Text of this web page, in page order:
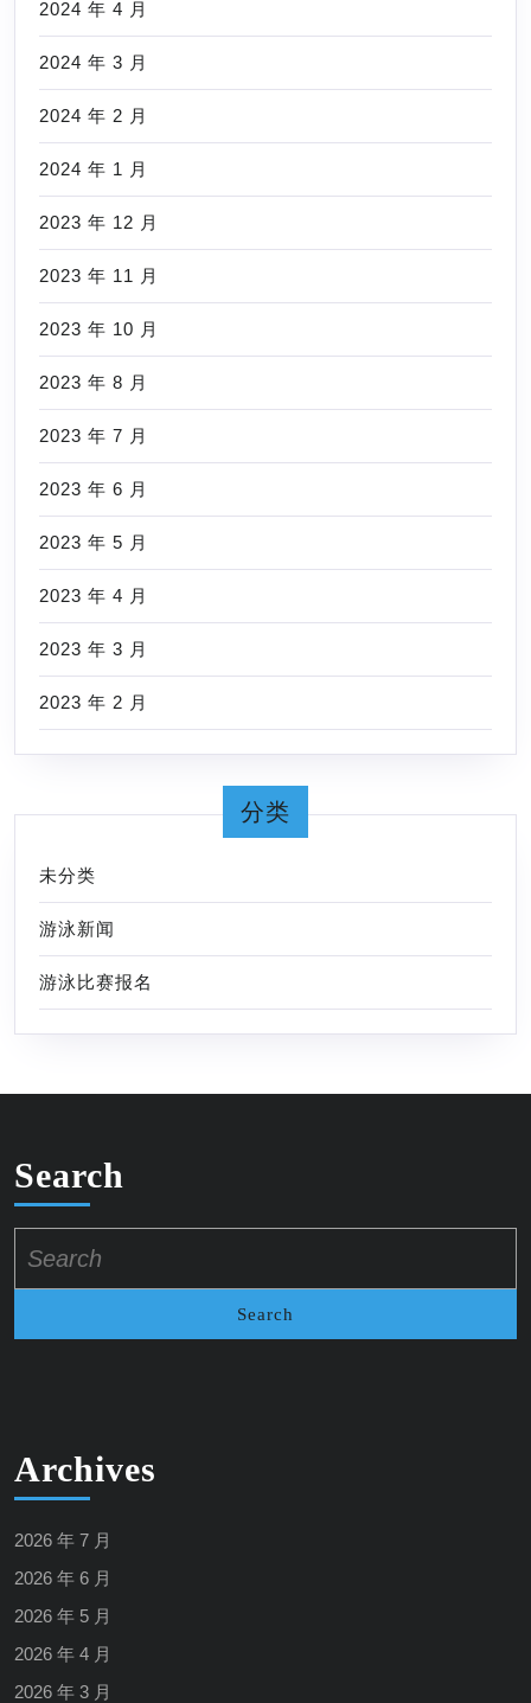
2024 年 4 月
2024 年 3 月
2024 年 2 月
2024 年 1 月
2023 年 12 月
2023 年 11 月
2023 年 10 月
2023 年 8 月
2023 年 7 月
2023 年 6 月
2023 年 5 月
2023 年 4 月
2023 年 3 月
2023 年 2 月
分类
未分类
游泳新闻
游泳比赛报名
Search
for:
Archives
2026 年 7 月
2026 年 6 月
2026 年 5 月
2026 年 4 月
2026 年 3 月